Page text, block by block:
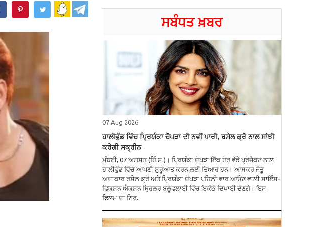
ਸਬੰਧਤ ਖ਼ਬਰ
07 Aug 2026
ਹਾਲੀਵੁੱਡ ਵਿੱਚ ਪ੍ਰਿਯੰਕਾ ਚੋਪੜਾ ਦੀ ਨਵੀਂ ਪਾਰੀ, ਰਸੇਲ ਕ੍ਰੋ ਨਾਲ ਸਾਂਝੀ
ਕਰੇਗੀ ਸਕ੍ਰੀਨ
ਮੁੰਬਈ, 07 ਅਗਸਤ (ਹਿੰ.ਸ.)। ਪ੍ਰਿਯੰਕਾ ਚੋਪੜਾ ਇੱਕ ਹੋਰ ਵੱਡੇ ਪ੍ਰੋਜੈਕਟ ਨਾਲ
ਹਾਲੀਵੁੱਡ ਵਿੱਚ ਆਪਣੀ ਸ਼ੁਰੂਆਤ ਕਰਨ ਲਈ ਤਿਆਰ ਹਨ। ਆਸਕਰ ਜੇਤੂ
ਅਦਾਕਾਰ ਰਸੇਲ ਕ੍ਰੋ ਅਤੇ ਪ੍ਰਿਯੰਕਾ ਚੋਪੜਾ ਪਹਿਲੀ ਵਾਰ ਆਉਣ ਵਾਲੀ ਸਾਇੰਸ-
ਫਿਕਸ਼ਨ ਐਕਸ਼ਨ ਥ੍ਰਿਲਰ ਬਲੂਫਲਾਈ ਵਿੱਚ ਇਕੱਠੇ ਦਿਖਾਈ ਦੇਣਗੇ। ਇਸ
ਫਿਲਮ ਦਾ ਨਿਰ..